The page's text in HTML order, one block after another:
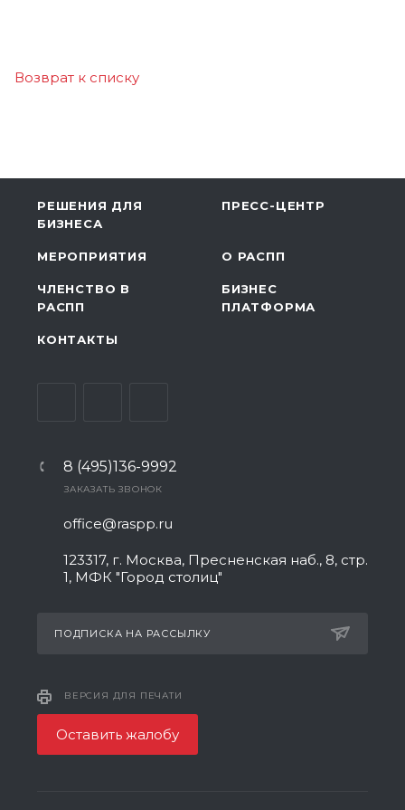
Возврат к списку
РЕШЕНИЯ ДЛЯ
БИЗНЕСА
ПРЕСС-ЦЕНТР
МЕРОПРИЯТИЯ О РАСПП
ЧЛЕНСТВО В
РАСПП
БИЗНЕС
ПЛАТФОРМА
КОНТАКТЫ
8 (495)136-9992
ЗАКАЗАТЬ ЗВОНОК
office@raspp.ru
123317, г. Москва, Пресненская наб., 8, стр.
1, МФК "Город столиц"
ПОДПИСКА НА РАССЫЛКУ
ВЕРСИЯ ДЛЯ ПЕЧАТИ
Оставить жалобу